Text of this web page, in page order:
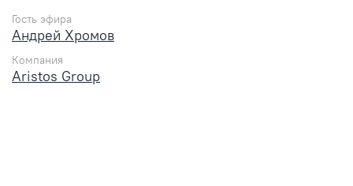
Гость эфира
Андрей Хромов
Компания
Aristos Group